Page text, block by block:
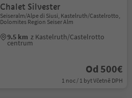
Chalet Silvester
Seiseralm/Alpe di Siusi, Kastelruth/Castelrotto,
Dolomites Region Seiser Alm
9.5 km z Kastelruth/Castelrotto
centrum
Od 500€
1 noc / 1 byt Včetně DPH